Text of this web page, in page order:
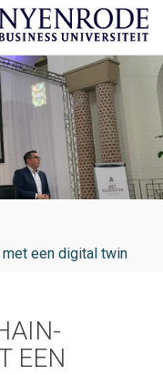
een digital twin
EEN